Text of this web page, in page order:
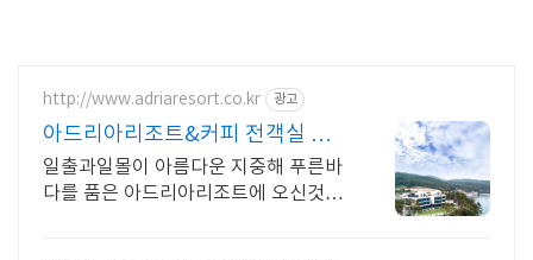
http://www.adriaresort.co.kr 광고
아드리아리조트&커피 전객실 바
다전망, 아로마스파
일출과일몰이 아름다운 지중해 푸른바
다를 품은 아드리아리조트에 오신것을